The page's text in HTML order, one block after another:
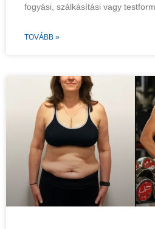
fogyási, szálkásítási vagy
TOVÁBB »